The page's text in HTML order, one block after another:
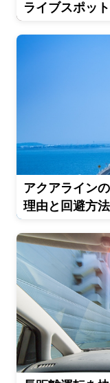
ライブスポッ
アクアライン
理由と回避方